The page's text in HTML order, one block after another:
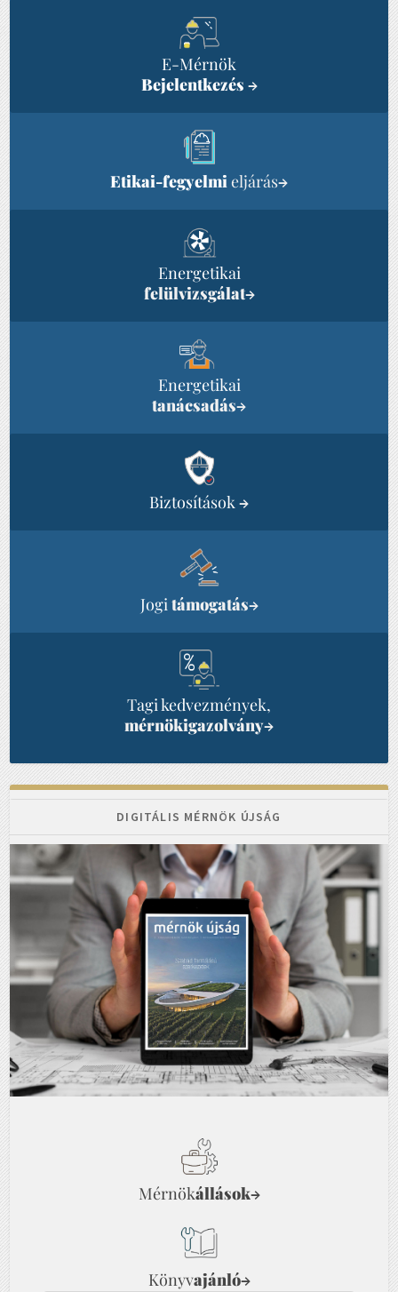
E-Mérnök
Bejelentkezés →
Etikai-fegyelmieljárás→
Energetikai
felülvizsgálat→
Energetikai
tanácsadás→
Biztosítások →
Jogitámogatás→
Tagi kedvezmények,
mérnökigazolvány→
DIGITÁLIS MÉRNÖK ÚJSÁG
Mérnökállások→
Könyvajánló→